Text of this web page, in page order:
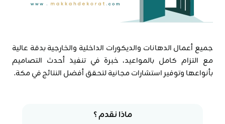
جميع أعمال الدهانات والديكورات الداخلية والخارجية بدقة عالية
مع التزام كامل بالمواعيد، خبرة في تنفيذ أحدث التصاميم
بأنواعها وتوفير استشارات مجانية لتحقق أفضل النتائج في مكة.
ماذا نقدم ؟